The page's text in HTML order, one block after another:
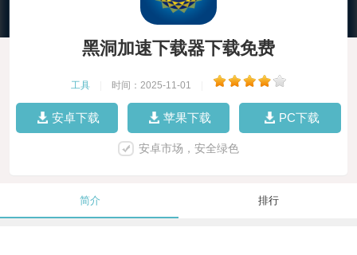
黑洞加速下载器下载免费
工具 时间：2025-11-01
安卓下载 苹果下载 PC下载
安卓市场，安全绿色
简介 排行